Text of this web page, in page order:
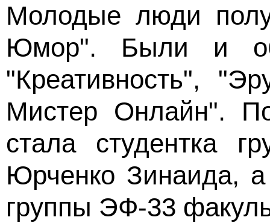
Молодые люди
Юмор". Были и
"Креативность",
Мистер Онлайн".
стала студентка
Юрченко Зинаида,
группы ЭФ-33